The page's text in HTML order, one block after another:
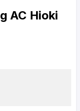
AC Hioki